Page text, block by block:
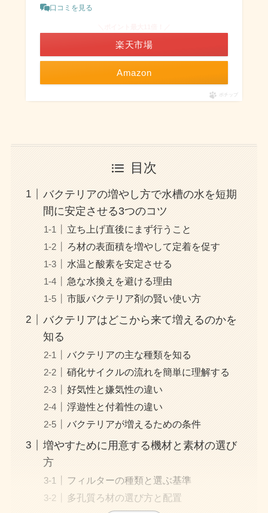
口コミを見る
Amazon
楽天市場
ポチップ
目次
バクテリアの増やし方で水槽の水を短期
間に安定させる3つのコツ
立ち上げ直後にまず行うこと
ろ材の表面積を増やして定着を促す
水温と酸素を安定させる
急な水換えを避ける理由
市販バクテリア剤の賢い使い方
バクテリアはどこから来て増えるのかを
知る
バクテリアの主な種類を知る
硝化サイクルの流れを簡単に理解する
好気性と嫌気性の違い
浮遊性と付着性の違い
バクテリアが増えるための条件
増やすために用意する機材と素材の選び
方
フィルターの種類と選ぶ基準
多孔質ろ材の選び方と配置